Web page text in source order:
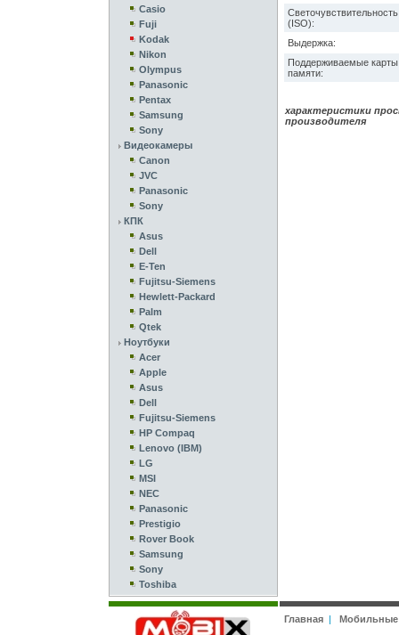
Casio
Fuji
Kodak
Nikon
Olympus
Panasonic
Pentax
Samsung
Sony
Видеокамеры
Canon
JVC
Panasonic
Sony
КПК
Asus
Dell
E-Ten
Fujitsu-Siemens
Hewlett-Packard
Palm
Qtek
Ноутбуки
Acer
Apple
Asus
Dell
Fujitsu-Siemens
HP Compaq
Lenovo (IBM)
LG
MSI
NEC
Panasonic
Prestigio
Rover Book
Samsung
Sony
Toshiba
Светочувствительность
(ISO):
Выдержка:
Поддерживаемые карты
памяти:
характеристики
производителя
Главная|